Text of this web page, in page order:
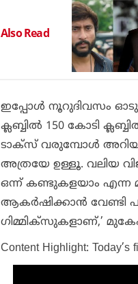
Also Read
ഇപ്പോൾ നൂറുദിവസം
ക്ലബ്ബിൽ 150 കോടി
ടാക്സ് വരുമ്പോൾ
അത്രയേ ഉള്ളൂ. വലിയ
ഒന്ന് കണ്ടുകളയാം
ആകർഷിക്കാൻ വേണ്ടി
ഗിമ്മിക്‌സുകളാണ്,’
Content Highlight: Today’s